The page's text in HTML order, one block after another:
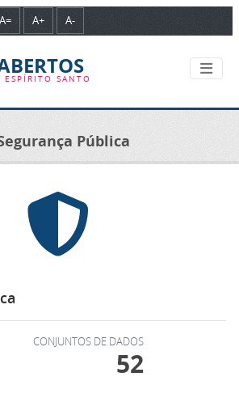
A= A+ A-
ESPÍRITO SANTO
Pública
CONJUNTOS DE DADOS
52